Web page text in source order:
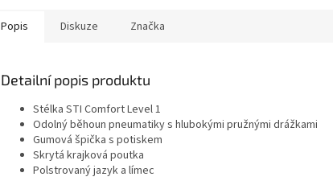
Popis Diskuze Značka
Detailní popis produktu
Stélka STI Comfort Level 1
Odolný běhoun pneumatiky s hlubokými pružnými drážkami
Gumová špička s potiskem
Skrytá krajková poutka
Polstrovaný jazyk a límec